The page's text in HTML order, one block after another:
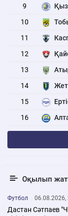
9
10
11
12
13
14
15
16
Оқылып
Футбол 06.08.2026,
Дастан Сәтпаев